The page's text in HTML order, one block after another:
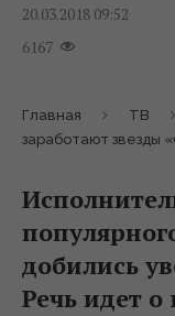
20.03.2018 09:52
6167
Главная ТВ
заработают звезды
добились
Речь идет